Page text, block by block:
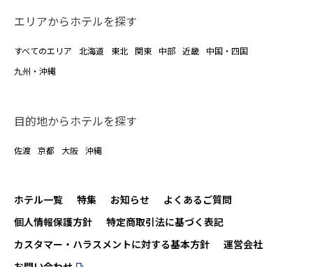
エリアからホテルを探す
すべてのエリア 北海道 東北 関東 中部 近畿 中国・四国
九州・沖縄
目的地からホテルを探す
佐渡 京都 大阪 沖縄
ホテル一覧 特集 お知らせ
よくあるご質問
個人情報保護方針
特定商取引法に基づく表記
カスタマー・ハラスメントに対する基本方針
運営会社